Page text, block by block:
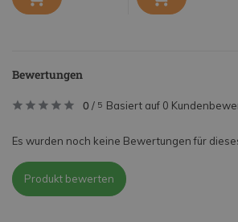
Bewertungen
0 / 5 Basiert auf 0
Es wurden noch keine Bewertungen für
Produkt bewerten